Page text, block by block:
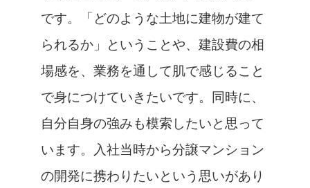
です。「どのような土地に建物が建て
られるか」ということや、建設費の相
場感を、業務を通して肌で感じること
で身につけていきたいです。同時に、
自分自身の強みも模索したいと思って
います。入社当時から分譲マンション
の開発に携わりたいという思いがあり